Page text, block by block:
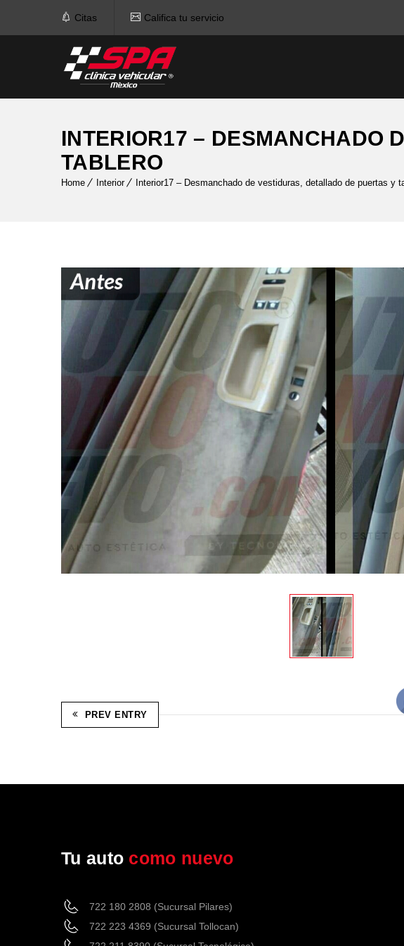
Citas Califica tu servicio
INTERIOR17 – DESMANCHADO
TABLERO
Home Interior Interior17 – Desmanchado de vestiduras, detallado de puertas y
PREV ENTRY
Tu auto como nuevo
722 180 2808 (Sucursal Pilares)
722 223 4369 (Sucursal Tollocan)